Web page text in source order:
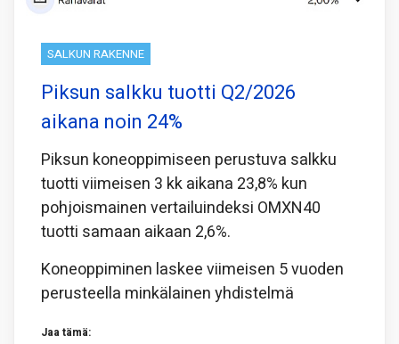
SALKUN RAKENNE
Piksun salkku tuotti Q2/2026
aikana noin 24%
Piksun koneoppimiseen perustuva salkku
tuotti viimeisen 3 kk aikana 23,8% kun
pohjoismainen vertailuindeksi OMXN40
tuotti samaan aikaan 2,6%.
Koneoppiminen laskee viimeisen 5 vuoden
perusteella minkälainen yhdistelmä
Jaa tämä: